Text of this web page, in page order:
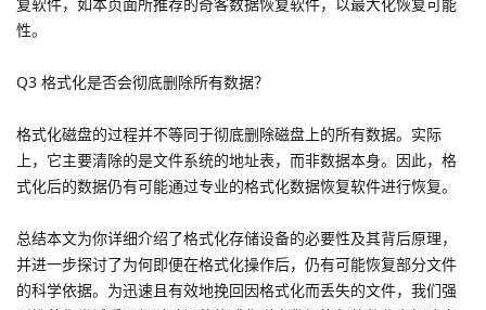
性。
Q3 格式化是否会彻底删除所有数据？
格式化磁盘的过程并不等同于彻底删除磁盘上的所有数据。实际
上，它主要清除的是文件系统的地址表，而非数据本身。因此，格
式化后的数据仍有可能通过专业的格式化数据恢复软件进行恢复。
总结本文为你详细介绍了格式化存储设备的必要性及其背后原理，
并进一步探讨了为何即便在格式化操作后，仍有可能恢复部分文件
的科学依据。为迅速且有效地挽回因格式化而丢失的文件，我们强